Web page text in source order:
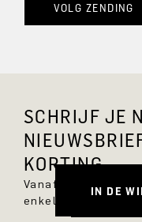
IN DE
VOLG ZENDING
SCHRIJF JE
KORTING.
Vanaf nu ben je
enkele nieuwe stijl